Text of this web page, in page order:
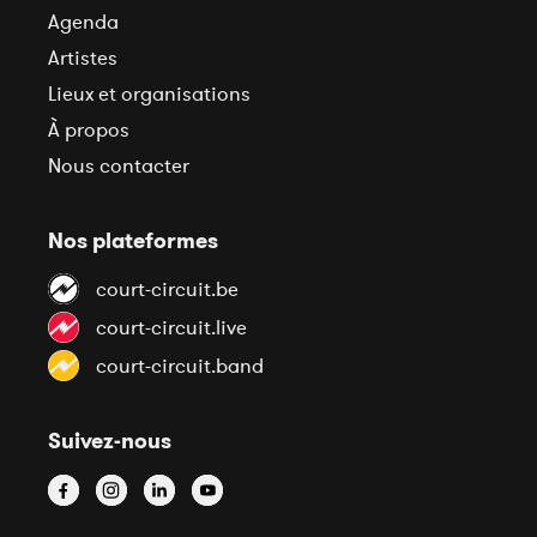
Agenda
Artistes
Lieux et organisations
À propos
Nous contacter
Nos plateformes
court-circuit.be
court-circuit.live
court-circuit.band
Suivez-nous